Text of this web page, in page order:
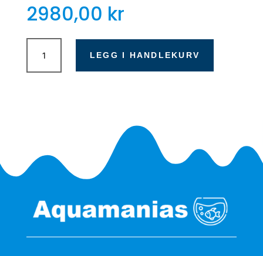
2980,00 kr
Juwel
Vision
260
LEGG I HANDLEKURV